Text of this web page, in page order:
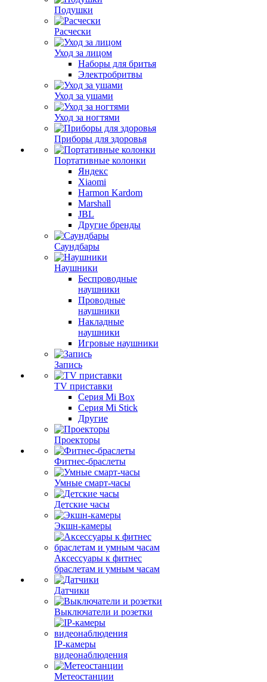
Подушки
Расчески
Уход за лицом
Наборы для бритья
Электробритвы
Уход за ушами
Уход за ногтями
Приборы для здоровья
Портативные колонки
Яндекс
Xiaomi
Harmon Kardom
Marshall
JBL
Другие бренды
Саундбары
Наушники
Беспроводные
наушники
Проводные
наушники
Накладные
наушники
Игровые наушники
Запись
TV приставки
Серия Mi Box
Серия Mi Stick
Другие
Проекторы
Фитнес-браслеты
Умные смарт-часы
Детские часы
Экшн-камеры
Аксессуары к фитнес
браслетам и умным часам
Датчики
Выключатели и розетки
IP-камеры
видеонаблюдения
Метеостанции